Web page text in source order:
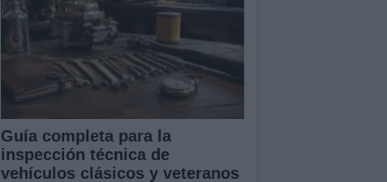
Guía completa para la
inspección técnica de
vehículos clásicos y veteranos